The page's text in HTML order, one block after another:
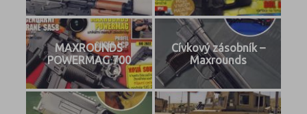
MAXROUNDS
POWERMAG 700
Cívkový zásobník –
Maxrounds